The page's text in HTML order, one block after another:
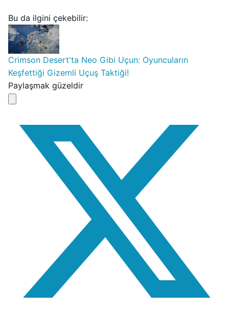
Bu da ilgini çekebilir:
Crimson Desert'ta Neo Gibi Uçun: Oyuncuların
Keşfettiği Gizemli Uçuş Taktiği!
Paylaşmak güzeldir